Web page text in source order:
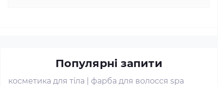
Популярні запити
косметика для тіла
фарба для волосся spa